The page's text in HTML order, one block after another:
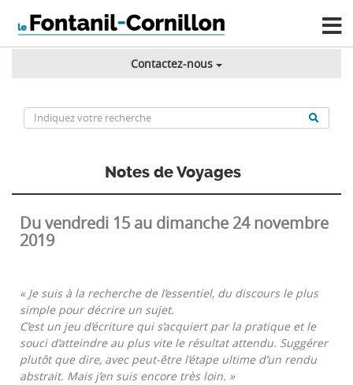
Contactez-nous
Notes de Voyages
Du vendredi 15 au dimanche 24 novembre
2019
« Je suis à la recherche de l’essentiel, du discours le plus
simple pour décrire un sujet.
C’est un jeu d’écriture qui s’acquiert par la pratique et le
souci d’atteindre au plus vite le résultat attendu. Suggérer
plutôt que dire, avec peut-être l’étape ultime d’un rendu
abstrait. Mais j’en suis encore très loin. »